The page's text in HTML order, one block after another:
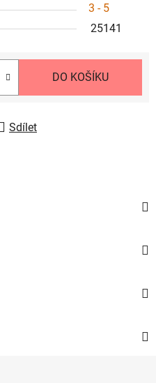
3 - 5
25141
DO KOŠÍKU
Sdílet